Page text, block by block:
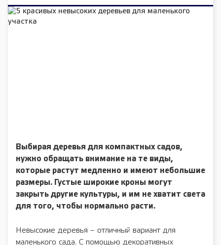
Выбирая деревья для компактных садов,
нужно обращать внимание на те виды,
которые растут медленно и имеют небольшие
размеры. Густые широкие кроны могут
закрыть другие культуры, и им не хватит света
для того, чтобы нормально расти.
Невысокие деревья – отличный вариант для
маленького сада. С помощью декоративных